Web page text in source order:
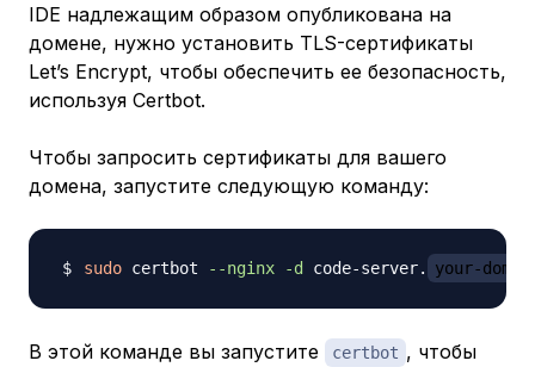
IDE надлежащим образом опубликована на
домене, нужно установить TLS-сертификаты
Let’s Encrypt, чтобы обеспечить ее безопасность,
используя Certbot.
Чтобы запросить сертификаты для вашего
домена, запустите следующую команду:
sudo certbot --nginx -d code-server. your-
В этой команде вы запустите certbot , чтобы